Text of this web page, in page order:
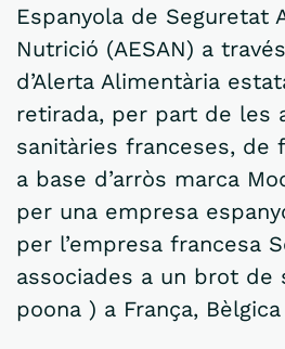
Espanyola de Seguretat
Nutrició (AESAN) a
d’Alerta Alimentària
retirada, per part de les
sanitàries franceses, de
a base d’arròs marca
per una empresa
per l’empresa francesa
associades a un brot de
poona ) a França,